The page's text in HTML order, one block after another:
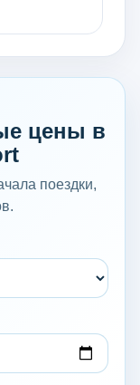
цены в
поездки,